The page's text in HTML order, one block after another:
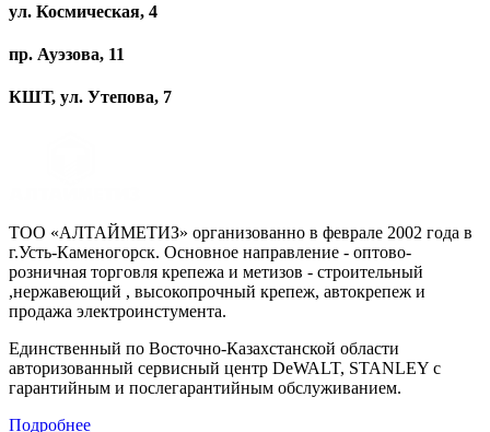
ул. Космическая, 4
пр. Ауэзова, 11
КШТ, ул. Утепова, 7
ТОО «АЛТАЙМЕТИЗ» организованно в феврале 2002 года в
г.Усть-Каменогорск. Основное направление - оптово-
розничная торговля крепежа и метизов - строительный
,нержавеющий , высокопрочный крепеж, автокрепеж и
продажа электроинстумента.
Единственный по Восточно-Казахстанской области
авторизованный сервисный центр DeWALT, STANLEY с
гарантийным и послегарантийным обслуживанием.
Подробнее